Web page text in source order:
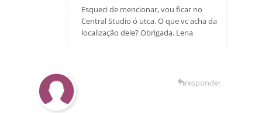
Esqueci de mencionar, vou ficar no
Central Studio ó utca. O que vc acha da
localização dele? Obrigada. Lena
responder